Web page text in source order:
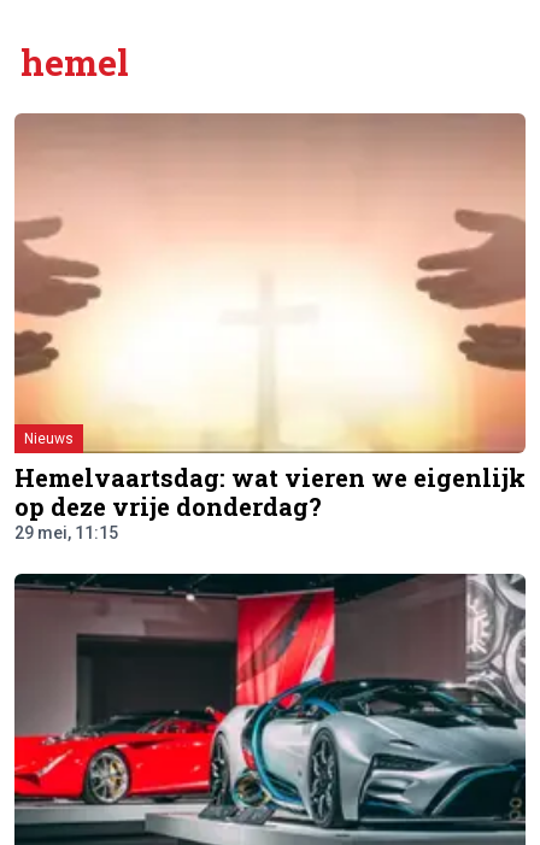
hemel
Nieuws
Hemelvaartsdag: wat vieren we eigenlijk
op deze vrije donderdag?
29 mei, 11:15